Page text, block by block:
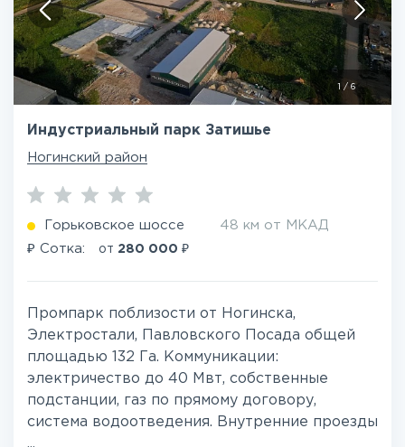
/ 6
Индустриальный парк Затишье
Ногинский район
Горьковское шоссе 48 км от МКАД
₽ Сотка: от 280 000 ₽
Промпарк поблизости от Ногинска,
Электростали, Павловского Посада общей
площадью 132 Га. Коммуникации:
электричество до 40 Мвт, собственные
подстанции, газ по прямому договору,
система водоотведения. Внутренние проезды
...